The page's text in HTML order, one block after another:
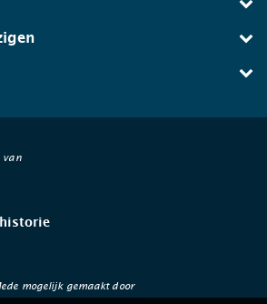
van
mogelijk gemaakt door